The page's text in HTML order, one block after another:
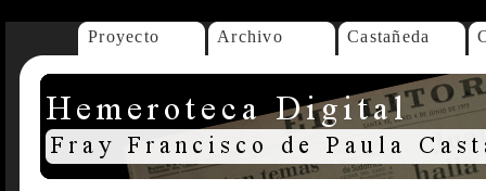
Proyecto Archivo Castañeda